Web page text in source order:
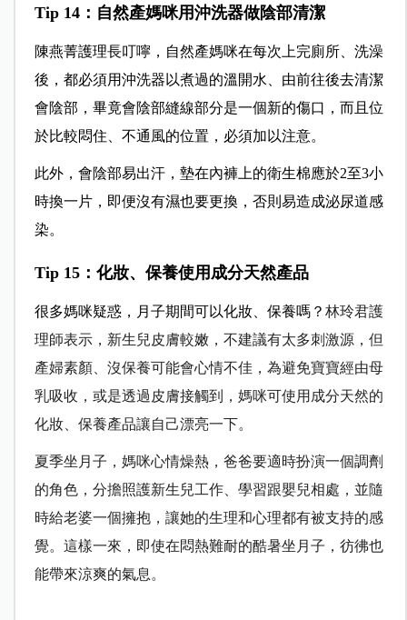
Tip 14：自然產媽咪用沖洗器做陰部清潔
陳燕菁護理長叮嚀，自然產媽咪在每次上完廁所、洗澡
後，都必須用沖洗器以煮過的溫開水、由前往後去清潔
會陰部，畢竟會陰部縫線部分是一個新的傷口，而且位
於比較悶住、不通風的位置，必須加以注意。
此外，會陰部易出汗，墊在內褲上的衛生棉應於2至3小
時換一片，即便沒有濕也要更換，否則易造成泌尿道感
染。
Tip 15：化妝、保養使用成分天然產品
很多媽咪疑惑，月子期間可以化妝、保養嗎？ 林玲君護
理師表示，新生兒皮膚較嫩，不建議有太多刺激源，但
產婦素顏、沒保養可能會心情不佳，為避免寶寶經由母
乳吸收，或是透過皮膚接觸到，媽咪可使用成分天然的
化妝、保養產品讓自己漂亮一下。
夏季坐月子，媽咪心情燥熱，爸爸要適時扮演一個調劑
的角色，分擔照護新生兒工作、學習跟嬰兒相處，並隨
時給老婆一個擁抱，讓她的生理和心理都有被支持的感
覺。這樣一來，即使在悶熱難耐的酷暑坐月子，彷彿也
能帶來涼爽的氣息。